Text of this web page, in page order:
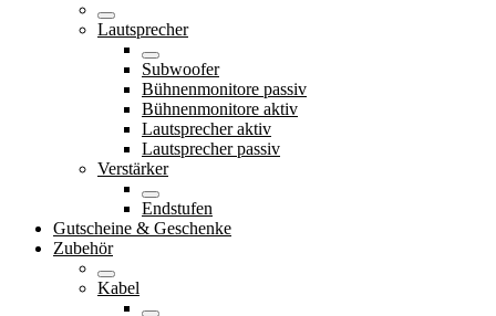
Lautsprecher
Subwoofer
Bühnenmonitore passiv
Bühnenmonitore aktiv
Lautsprecher aktiv
Lautsprecher passiv
Verstärker
Endstufen
Gutscheine & Geschenke
Zubehör
Kabel